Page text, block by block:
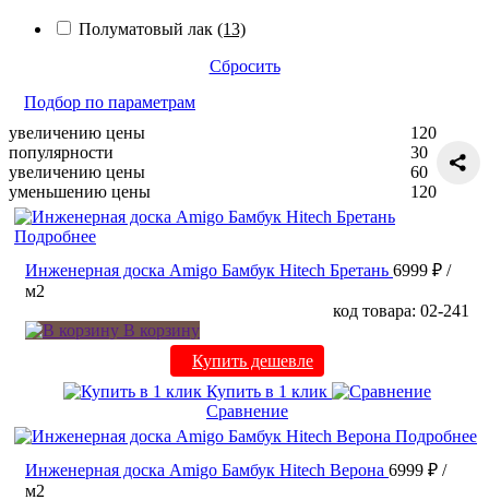
Полуматовый лак (13)
Сбросить
Подбор по параметрам
увеличению цены
популярности
увеличению цены
уменьшению цены
120
30
60
120
Подробнее
Инженерная доска Amigo Бамбук Hitech Бретань 6999 ₽ /
м2
код товара: 02-241
В корзину
Купить дешевле
Купить в 1 клик
Сравнение
Подробнее
Инженерная доска Amigo Бамбук Hitech Верона 6999 ₽ /
м2